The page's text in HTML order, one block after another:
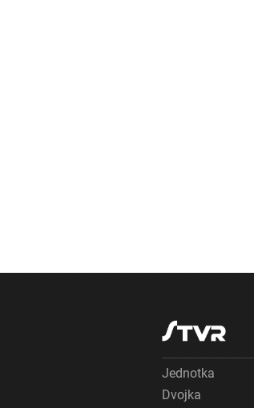
Jednotka
Dvojka